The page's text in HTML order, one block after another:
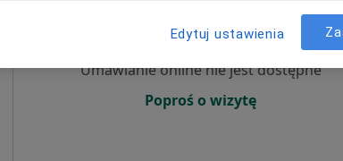
Umawianie online nie jest dostępne
Poproś o wizytę
Edytuj ustawienia